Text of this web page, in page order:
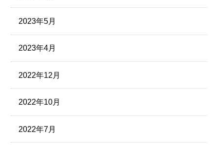
2023年5月
2023年4月
2022年12月
2022年10月
2022年7月